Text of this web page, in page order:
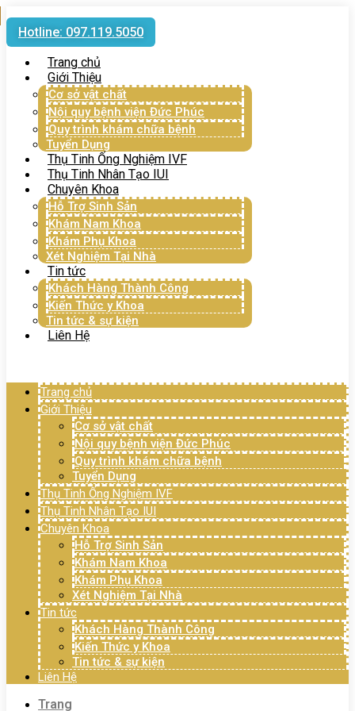
Hotline: 097.119.5050
Trang chủ
Giới Thiệu
Cơ sở vật chất
Nội quy bệnh viện Đức Phúc
Quy trình khám chữa bệnh
Tuyển Dụng
Thụ Tinh Ống Nghiệm IVF
Thụ Tinh Nhân Tạo IUI
Chuyên Khoa
Hỗ Trợ Sinh Sản
Khám Nam Khoa
Khám Phụ Khoa
Xét Nghiệm Tại Nhà
Tin tức
Khách Hàng Thành Công
Kiến Thức y Khoa
Tin tức & sự kiện
Liên Hệ
Trang chủ
Giới Thiệu
Cơ sở vật chất
Nội quy bệnh viện Đức Phúc
Quy trình khám chữa bệnh
Tuyển Dụng
Thụ Tinh Ống Nghiệm IVF
Thụ Tinh Nhân Tạo IUI
Chuyên Khoa
Hỗ Trợ Sinh Sản
Khám Nam Khoa
Khám Phụ Khoa
Xét Nghiệm Tại Nhà
Tin tức
Khách Hàng Thành Công
Kiến Thức y Khoa
Tin tức & sự kiện
Liên Hệ
Trang